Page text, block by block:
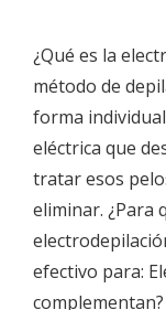
04
¿Qué es la
método de
forma
eléctrica que
tratar esos
eliminar. ¿Para
efectivo para: